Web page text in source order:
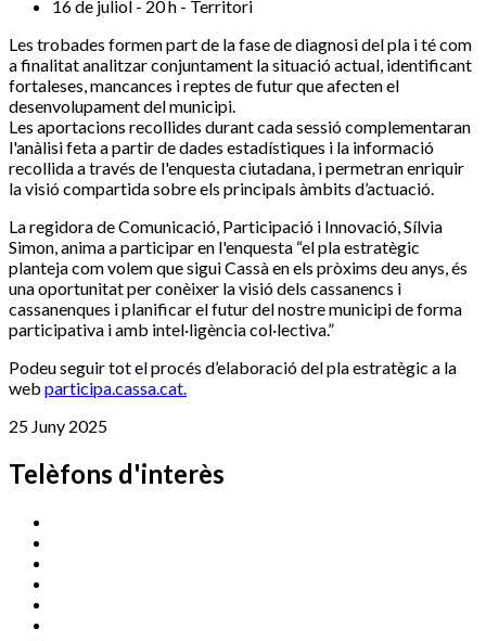
16 de juliol - 20 h - Territori
Les trobades formen part de la fase de diagnosi del pla i té com
a finalitat analitzar conjuntament la situació actual, identificant
fortaleses, mancances i reptes de futur que afecten el
desenvolupament del municipi.
Les aportacions recollides durant cada sessió complementaran
l'anàlisi feta a partir de dades estadístiques i la informació
recollida a través de l'enquesta ciutadana, i permetran enriquir
la visió compartida sobre els principals àmbits d’actuació.
La regidora de Comunicació, Participació i Innovació, Sílvia
Simon, anima a participar en l'enquesta “el pla estratègic
planteja com volem que sigui Cassà en els pròxims deu anys, és
una oportunitat per conèixer la visió dels cassanencs i
cassanenques i planificar el futur del nostre municipi de forma
participativa i amb intel·ligència col·lectiva.”
Podeu seguir tot el procés d’elaboració del pla estratègic a la
web participa.cassa.cat.
25 Juny 2025
Telèfons d'interès